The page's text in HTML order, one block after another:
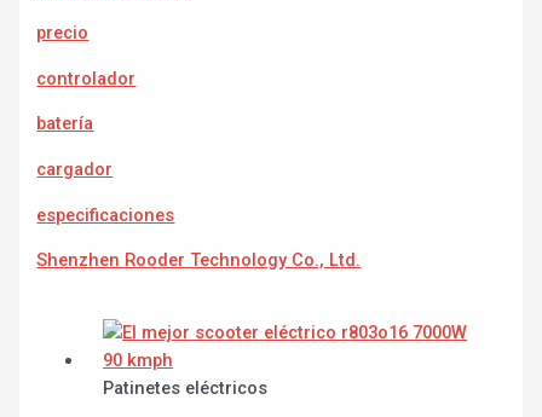
precio
controlador
batería
cargador
especificaciones
Shenzhen Rooder Technology Co., Ltd.
Patinetes eléctricos